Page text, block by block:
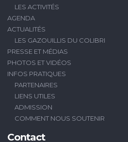
LES ACTIVITÉS
AGENDA
ACTUALITÉS
LES GAZOUILLIS DU COLIBRI
PRESSE ET MÉDIAS
PHOTOS ET VIDÉOS
INFOS PRATIQUES
PARTENAIRES
LIENS UTILES
ADMISSION
COMMENT NOUS SOUTENIR
Contact